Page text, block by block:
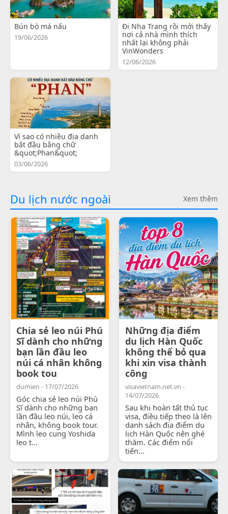
Bún bò má nấu
19/06/2026
Đi Nha Trang rồi mới thấy
nơi cả nhà mình thích
nhất lại không phải
VinWonders
12/06/2026
Vì sao có nhiều địa danh
bắt đầu bằng chữ
&quot;Phan&quot;
03/06/2026
Du lịch nước ngoài Xem thêm
Chia sẻ leo núi Phú
Sĩ dành cho những
bạn lần đầu leo
núi cá nhân không
book tou
dumien - 17/07/2026
Góc chia sẻ leo núi Phú
Sĩ dành cho những bạn
lần đầu leo núi, leo cá
nhân, không book tour.
Mình leo cung Yoshida
leo t...
Những địa điểm
du lịch Hàn Quốc
không thể bỏ qua
khi xin visa thành
công
visavietnam.net.vn -
14/07/2026
Sau khi hoàn tất thủ tục
visa, điều tiếp theo là lên
danh sách địa điểm du
lịch Hàn Quốc nên ghé
thăm. Các điểm nổi
tiến...